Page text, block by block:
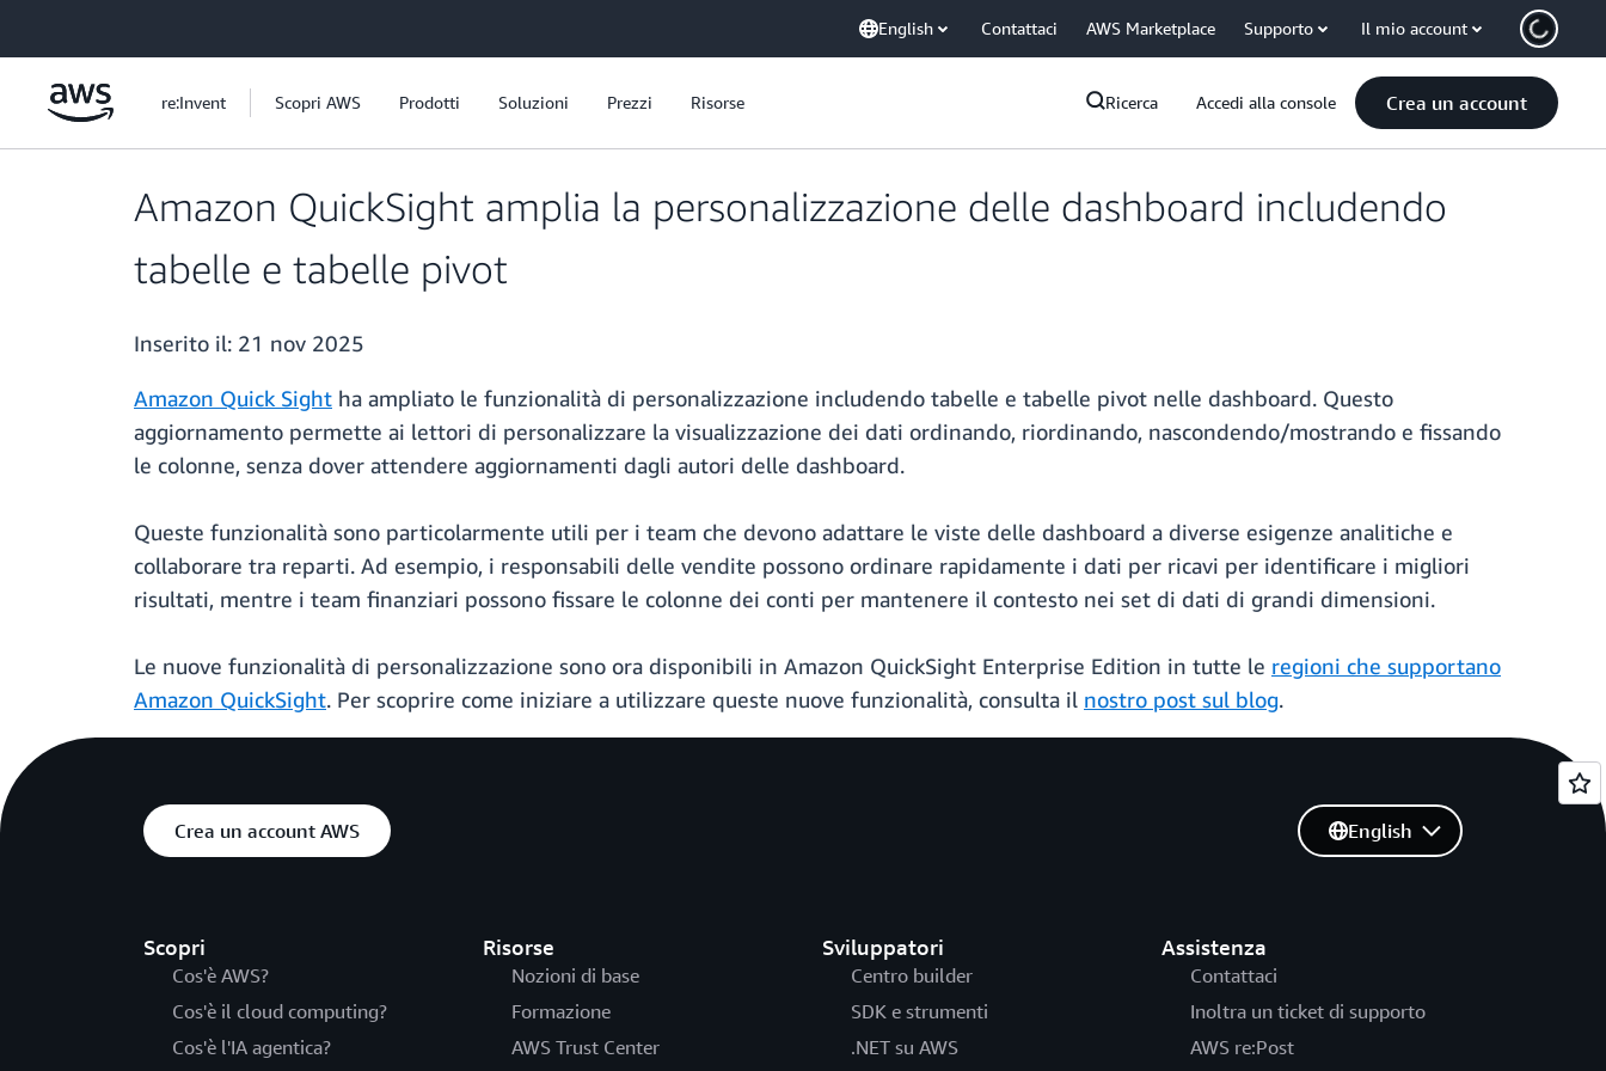
English Contattaci AWS Marketplace Supporto Il mio account
re:Invent Scopri AWS Prodotti Soluzioni Prezzi Risorse Ricerca Accedi alla console Crea un account
Amazon QuickSight amplia la personalizzazione delle dashboard includendo
tabelle e tabelle pivot
Inserito il: 21 nov 2025
Amazon Quick Sight ha ampliato le funzionalità di personalizzazione includendo tabelle e tabelle pivot nelle dashboard. Questo
aggiornamento permette ai lettori di personalizzare la visualizzazione dei dati ordinando, riordinando, nascondendo/mostrando e fissando
le colonne, senza dover attendere aggiornamenti dagli autori delle dashboard.
Queste funzionalità sono particolarmente utili per i team che devono adattare le viste delle dashboard a diverse esigenze analitiche e
collaborare tra reparti. Ad esempio, i responsabili delle vendite possono ordinare rapidamente i dati per ricavi per identificare i migliori
risultati, mentre i team finanziari possono fissare le colonne dei conti per mantenere il contesto nei set di dati di grandi dimensioni.
Le nuove funzionalità di personalizzazione sono ora disponibili in Amazon QuickSight Enterprise Edition in tutte le regioni che supportano
Amazon QuickSight. Per scoprire come iniziare a utilizzare queste nuove funzionalità, consulta il nostro post sul blog.
Crea un account AWS
Scopri
Cos'è AWS?
Cos'è il cloud computing?
Cos'è l'IA agentica?
Risorse
Nozioni di base
Formazione
AWS Trust Center
Sviluppatori
Centro builder
SDK e strumenti
.NET su AWS
Assistenza
Contattaci
Inoltra un ticket di supporto
AWS re:Post
English